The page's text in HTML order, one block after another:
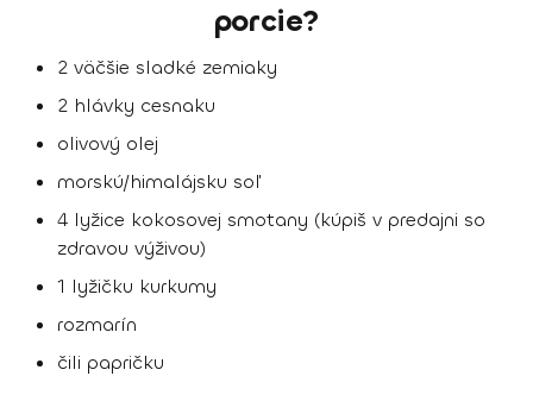
porcie?
2 väčšie sladké zemiaky
2 hlávky cesnaku
olivový olej
morskú/himalájsku soľ
4 lyžice kokosovej smotany (kúpiš v predajni so
zdravou výživou)
1 lyžičku kurkumy
rozmarín
čili papričku